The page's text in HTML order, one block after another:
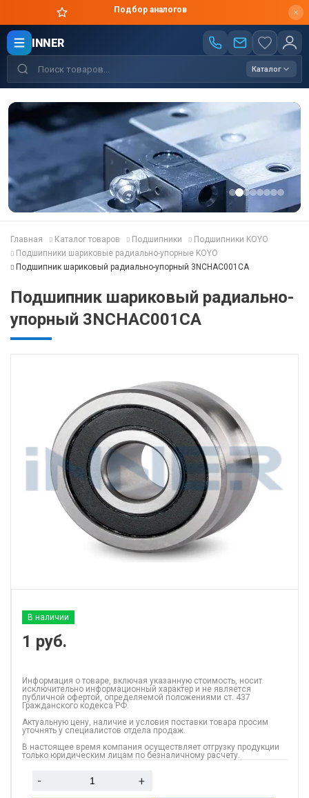
Цены производителя
INNER
Каталог
Главная Каталог товаров Подшипники
Подшипники KOYO
Подшипники шариковые радиально-упорные KOYO
Подшипник шариковый радиально-упорный 3NCHAC001CA
Подшипник шариковый радиально-
упорный 3NCHAC001CA
В наличии
1 руб.
Информация о товаре, включая указанную стоимость, носит
исключительно информационный характер и не является
публичной офертой, определяемой положениями ст. 437
Гражданского кодекса РФ.
Актуальную цену, наличие и условия поставки товара просим
уточнять у специалистов отдела продаж.
В настоящее время компания осуществляет отгрузку продукции
только юридическим лицам по безналичному расчету.
- +